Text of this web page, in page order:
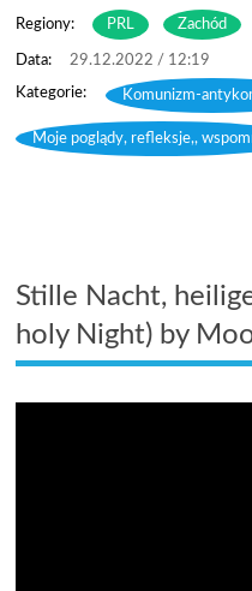
Regiony: PRL Zachód
29.12.2022 / 12:19
Komunizm-
Moje poglądy, refleksje,,
Stille Nacht,
holy Night) by